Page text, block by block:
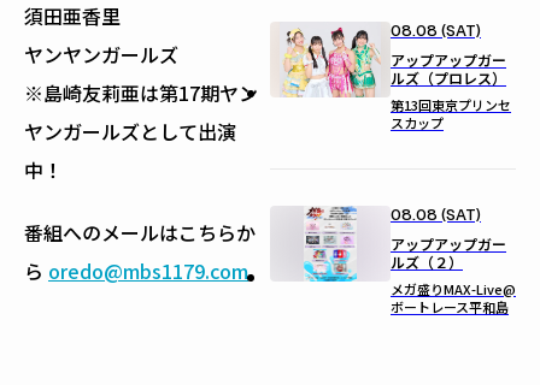
須田亜香里
ヤンヤンガールズ
※島崎友莉亜は第17期ヤン
ヤンガールズとして出演
中！
番組へのメールはこちらか
ら oredo@mbs1179.com
08.08 (SAT)
アップアップガー
ルズ（プロレス）
第13回東京プリンセ
スカップ
08.08 (SAT)
アップアップガー
ルズ（２）
メガ盛りMAX-Live@
ボートレース平和島